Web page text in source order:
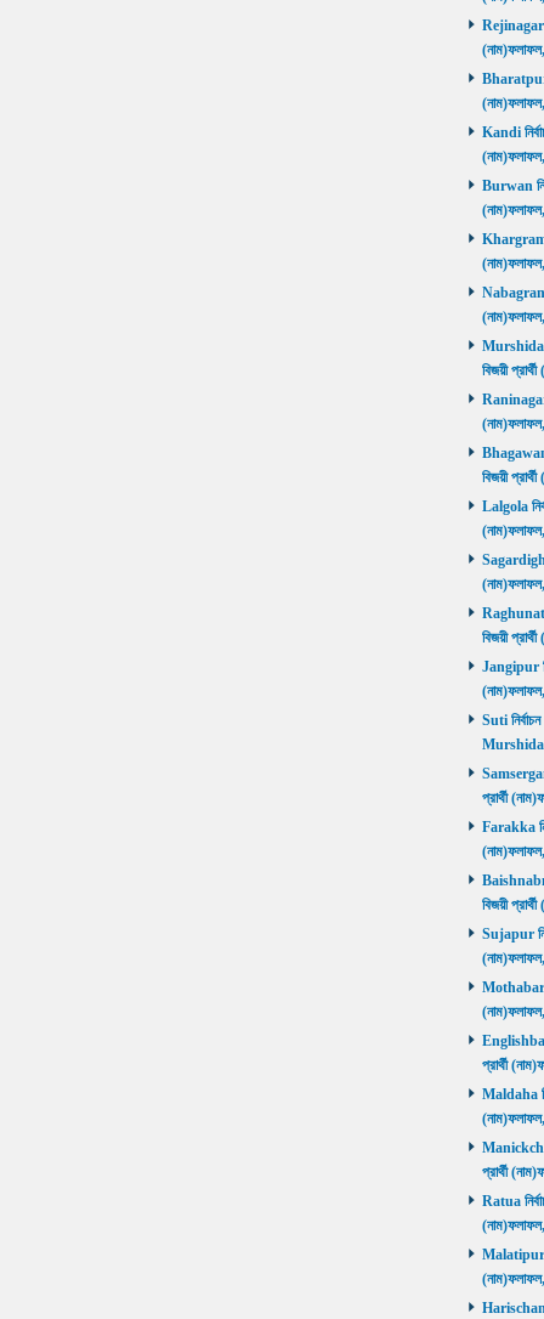
Rejinagar
Bharatpur
Kandi
Burwan
Khargram
Nabagram
বিজয়ী
Raninagar
বিজয়ী
Lalgola
Sagardighi
বিজয়ী
Jangipur
Suti
প্রার্থী
Farakka
বিজয়ী
Sujapur
Mothabari
প্রার্থী
Maldaha
প্রার্থী
Ratua
Malatipur